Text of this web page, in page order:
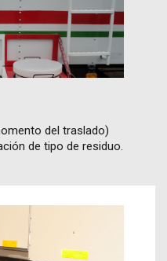
del traslado)
de tipo de residuo.